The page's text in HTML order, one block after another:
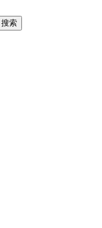
搜索